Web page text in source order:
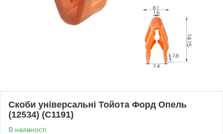
Скоби універсальні Тойота Форд Опель
(12534) (C1191)
В наявності